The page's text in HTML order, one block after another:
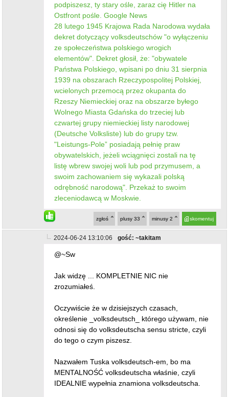
podpiszesz, ty stary ośle, zaraz cię Hitler na
Ostfront pośle. Google News
28 lutego 1945 Krajowa Rada Narodowa wydała
dekret dotyczący volksdeutschów "o wyłączeniu
ze społeczeństwa polskiego wrogich
elementów". Dekret głosił, że: "obywatele
Państwa Polskiego, wpisani po dniu 31 sierpnia
1939 na obszarach Rzeczypospolitej Polskiej,
wcielonych przemocą przez okupanta do
Rzeszy Niemieckiej oraz na obszarze byłego
Wolnego Miasta Gdańska do trzeciej lub
czwartej grupy niemieckiej listy narodowej
(Deutsche Volksliste) lub do grupy tzw.
"Leistungs-Pole” posiadają pełnię praw
obywatelskich, jeżeli wciągnięci zostali na tę
listę wbrew swojej woli lub pod przymusem, a
swoim zachowaniem się wykazali polską
odrębność narodową". Przekaż to swoim
zleceniodawcą w Moskwie.
skomentuj
minusy 2
plusy 33
zgłoś
2024-06-24 13:10:06 gość: ~takitam
@~Sw
Jak widzę ... KOMPLETNIE NIC nie
zrozumiałeś.
Oczywiście że w dzisiejszych czasach,
określenie _volksdeutsch_ którego używam, nie
odnosi się do volksdeutscha sensu stricte, czyli
do tego o czym piszesz.
Nazwałem Tuska volksdeutsch-em, bo ma
MENTALNOŚĆ volksdeutscha właśnie, czyli
IDEALNIE wypełnia znamiona volksdeutscha.